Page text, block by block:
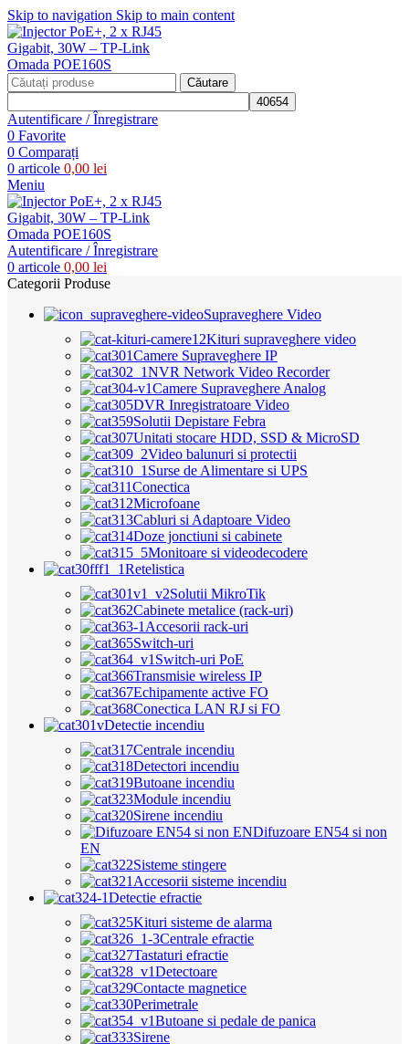
Skip to navigation Skip to main content
Căutare
Autentificare / Înregistrare
0 Favorite
0 Comparați
0 articole 0,00 lei
Meniu
Autentificare / Înregistrare
0 articole 0,00 lei
Categorii Produse
Supraveghere Video
Kituri supraveghere video
Camere Supraveghere IP
NVR Network Video Recorder
Camere Supraveghere Analog
DVR Inregistratoare Video
Solutii Depistare Febra
Unitati stocare HDD, SSD & MicroSD
Video balunuri si protectii
Surse de Alimentare si UPS
Conectica
Microfoane
Cabluri si Adaptoare Video
Doze jonctiuni si cabinete
Monitoare si videodecodere
Retelistica
Solutii MikroTik
Cabinete metalice (rack-uri)
Accesorii rack-uri
Switch-uri
Switch-uri PoE
Transmisie wireless IP
Echipamente active FO
Conectica LAN RJ si FO
Detectie incendiu
Centrale incendiu
Detectori incendiu
Butoane incendiu
Module incendiu
Sirene incendiu
Difuzoare EN54 si non
EN
Sisteme stingere
Accesorii sisteme incendiu
Detectie efractie
Kituri sisteme de alarma
Centrale efractie
Tastaturi efractie
Detectoare
Contacte magnetice
Perimetrale
Butoane si pedale de panica
Sirene